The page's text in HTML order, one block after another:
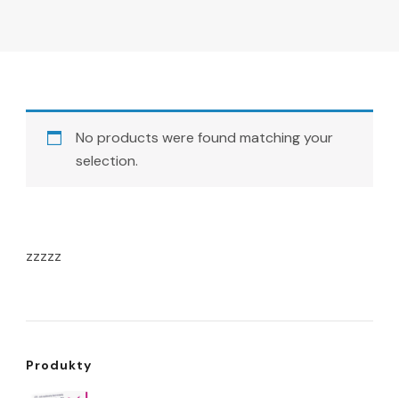
No products were found matching your
selection.
zzzzz
Produkty